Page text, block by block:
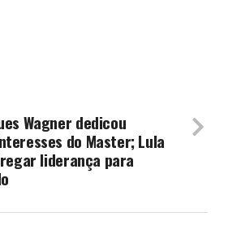
Wagner dedicou
do Master; Lula
liderança para